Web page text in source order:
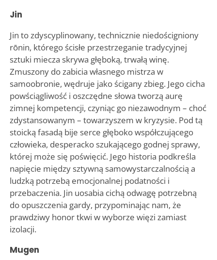
Jin
Jin to zdyscyplinowany, technicznie niedościgniony
rōnin, którego ścisłe przestrzeganie tradycyjnej
sztuki miecza skrywa głęboką, trwałą winę.
Zmuszony do zabicia własnego mistrza w
samoobronie, wędruje jako ścigany zbieg. Jego cicha
powściągliwość i oszczędne słowa tworzą aurę
zimnej kompetencji, czyniąc go niezawodnym – choć
zdystansowanym – towarzyszem w kryzysie. Pod tą
stoicką fasadą bije serce głęboko współczującego
człowieka, desperacko szukającego godnej sprawy,
której może się poświęcić. Jego historia podkreśla
napięcie między sztywną samowystarczalnością a
ludzką potrzebą emocjonalnej podatności i
przebaczenia. Jin uosabia cichą odwagę potrzebną
do opuszczenia gardy, przypominając nam, że
prawdziwy honor tkwi w wyborze więzi zamiast
izolacji.
Mugen